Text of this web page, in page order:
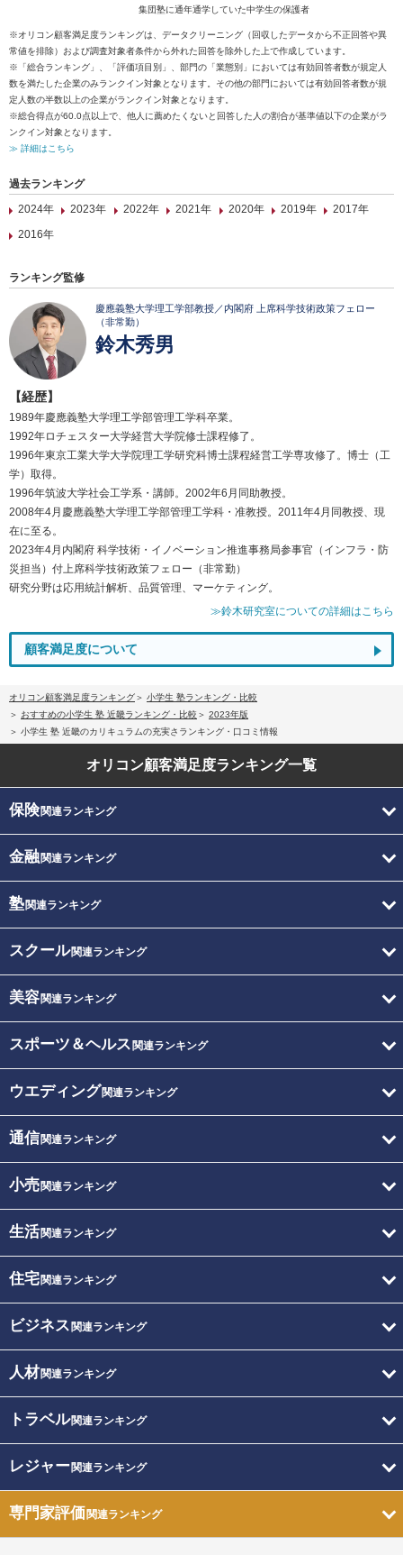
集団塾に通年通学していた中学生の保護者
※オリコン顧客満足度ランキングは、データクリーニング（回収したデータから不正回答や異
常値を排除）および調査対象者条件から外れた回答を除外した上で作成しています。
※「総合ランキング」、「評価項目別」、部門の「業態別」においては有効回答者数が規定人
数を満たした企業のみランクイン対象となります。その他の部門においては有効回答者数が規
定人数の半数以上の企業がランクイン対象となります。
※総合得点が60.0点以上で、他人に薦めたくないと回答した人の割合が基準値以下の企業がラ
ンクイン対象となります。
≫ 詳細はこちら
過去ランキング
2024年
2023年 2022年 2021年 2020年 2019年
2017年
2016年
ランキング監修
慶應義塾大学理工学部教授／内閣府 上席科学技術政策フェロー
（非常勤）
鈴木秀男
【経歴】
1989年慶應義塾大学理工学部管理工学科卒業。
1992年ロチェスター大学経営大学院修士課程修了。
1996年東京工業大学大学院理工学研究科博士課程経営工学専攻修了。博士（工
学）取得。
1996年筑波大学社会工学系・講師。2002年6月同助教授。
2008年4月慶應義塾大学理工学部管理工学科・准教授。2011年4月同教授、現
在に至る。
2023年4月内閣府 科学技術・イノベーション推進事務局参事官（インフラ・防
災担当）付上席科学技術政策フェロー（非常勤）
研究分野は応用統計解析、品質管理、マーケティング。
≫鈴木研究室についての詳細はこちら
顧客満足度について
オリコン顧客満足度ランキング
小学生 塾ランキング・比較
おすすめの小学生 塾 近畿ランキング・比較
2023年版
小学生 塾 近畿のカリキュラムの充実さランキング・口コミ情報
オリコン顧客満足度ランキング一覧
保険関連ランキング
金融関連ランキング
塾関連ランキング
スクール関連ランキング
美容関連ランキング
スポーツ＆ヘルス 関連ランキング
ウエディング関連ランキング
通信関連ランキング
小売関連ランキング
生活関連ランキング
住宅関連ランキング
ビジネス 関連ランキング
人材関連ランキング
トラベル関連ランキング
レジャー関連ランキング
専門家評価関連ランキング